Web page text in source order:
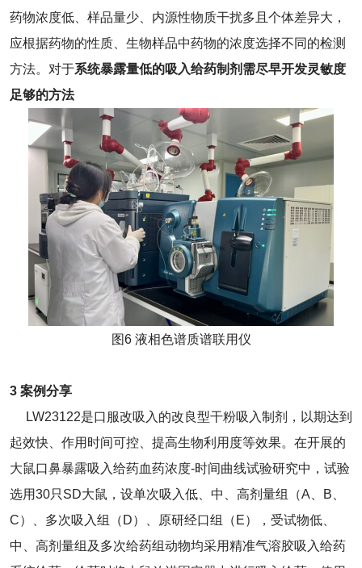
药物浓度低、样品量少、内源性物质干扰多且个体差异大，
应根据药物的性质、生物样品中药物的浓度选择不同的检测
方法。对于系统暴露量低的吸入给药制剂需尽早开发灵敏度
足够的方法
图6 液相色谱质谱联用仪
3 案例分享
LW23122是口服改吸入的改良型干粉吸入制剂，以期达到
起效快、作用时间可控、提高生物利用度等效果。在开展的
大鼠口鼻暴露吸入给药血药浓度-时间曲线试验研究中，试验
选用30只SD大鼠，设单次吸入低、中、高剂量组（A、B、
C）、多次吸入组（D）、原研经口组（E），受试物低、
中、高剂量组及多次给药组动物均采用精准气溶胶吸入给药